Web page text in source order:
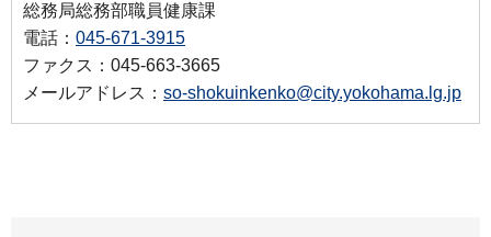
総務局総務部職員健康課
電話： 045-671-3915
ファクス：045-663-3665
メールアドレス： so-shokuinkenko@city.yokohama.lg.jp